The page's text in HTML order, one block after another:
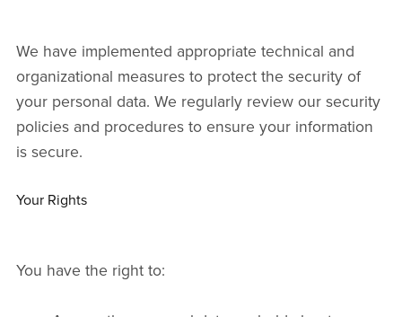
We have implemented appropriate technical and
organizational measures to protect the security of
your personal data. We regularly review our security
policies and procedures to ensure your information
is secure.
Your Rights
You have the right to: